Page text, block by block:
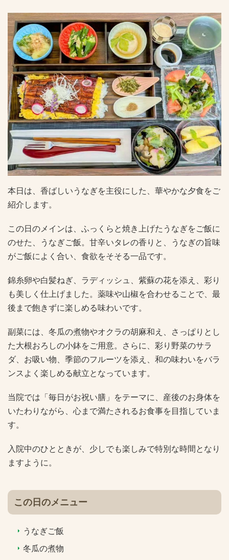
本日は、香ばしいうなぎを主役にした、華やかな夕食をご
紹介します。
この日のメインは、ふっくらと焼き上げたうなぎをご飯に
のせた、うなぎご飯。甘辛いタレの香りと、うなぎの旨味
がご飯によく合い、食欲をそそる一品です。
錦糸卵や白髪ねぎ、ラディッシュ、紫蘇の花を添え、彩り
も美しく仕上げました。薬味や山椒を合わせることで、最
後まで飽きずに楽しめる味わいです。
副菜には、冬瓜の煮物やオクラの胡麻和え、さっぱりとし
た大根おろしの小鉢をご用意。さらに、彩り野菜のサラ
ダ、お吸い物、季節のフルーツを添え、和の味わいをバラ
ンスよく楽しめる献立となっています。
当院では「毎日がお祝い膳」をテーマに、産後のお身体を
いたわりながら、心まで満たされるお食事を目指していま
す。
入院中のひとときが、少しでも楽しみで特別な時間となり
ますように。
この日のメニュー
うなぎご飯
冬瓜の煮物